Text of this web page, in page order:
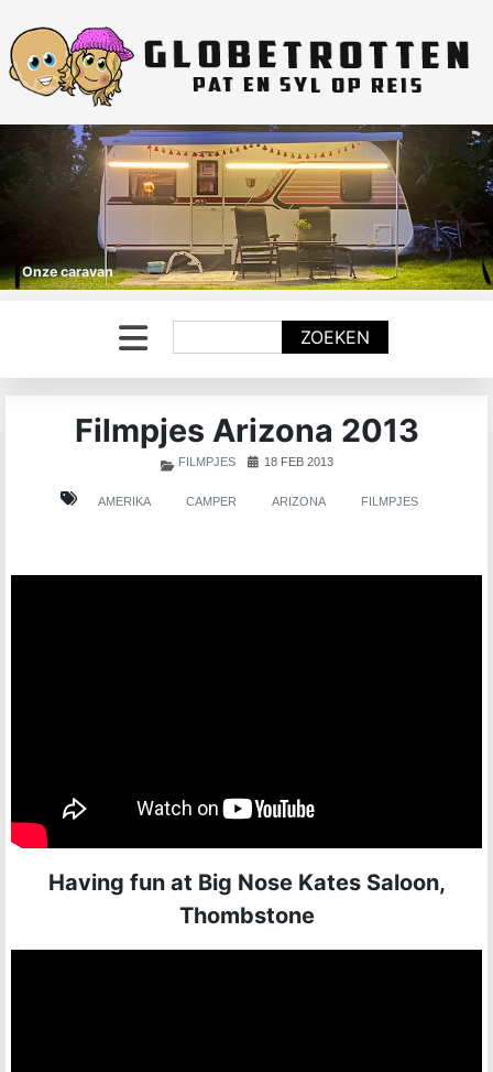
Onze caravan
ZOEKEN
Filmpjes Arizona 2013
FILMPJES 18 FEB 2013
AMERIKA CAMPER ARIZONA FILMPJES
Having fun at Big Nose Kates Saloon,
Thombstone